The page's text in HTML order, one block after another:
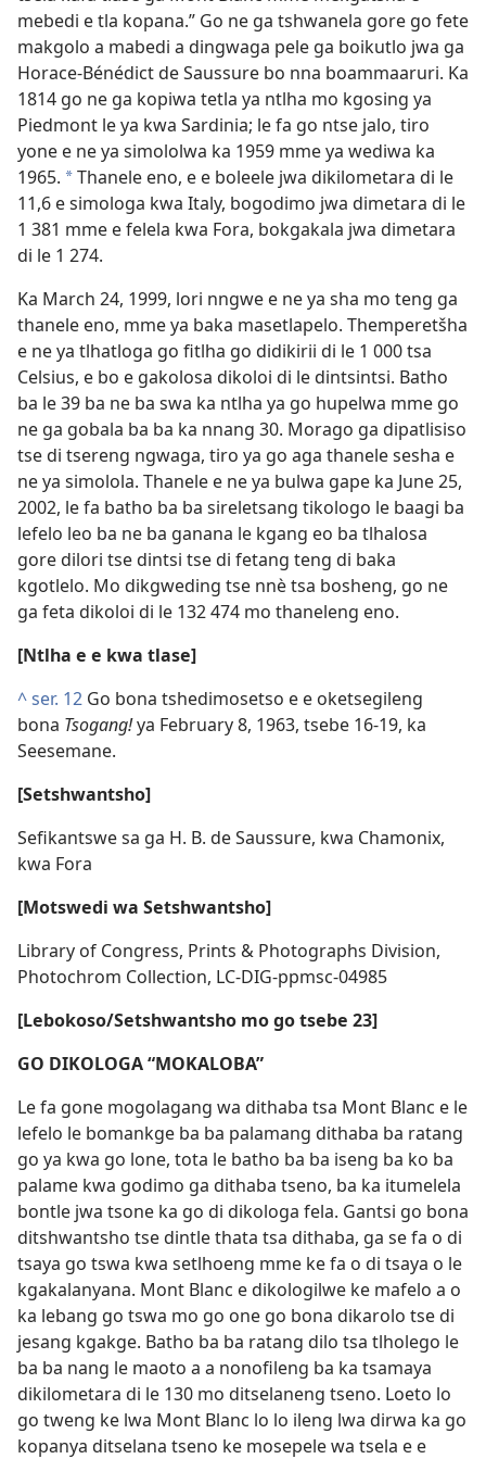
mebedi e tla kopana.” Go ne ga tshwanela gore go fete
makgolo a mabedi a dingwaga pele ga boikutlo jwa ga
Horace-Bénédict de Saussure bo nna boammaaruri. Ka
1814 go ne ga kopiwa tetla ya ntlha mo kgosing ya
Piedmont le ya kwa Sardinia; le fa go ntse jalo, tiro
yone e ne ya simololwa ka 1959 mme ya wediwa ka
1965. *Thanele eno, e e boleele jwa dikilometara di le
11,6 e simologa kwa Italy, bogodimo jwa dimetara di le
1 381 mme e felela kwa Fora, bokgakala jwa dimetara
di le 1 274.
Ka March 24, 1999, lori nngwe e ne ya sha mo teng ga
thanele eno, mme ya baka masetlapelo. Themperetšha
e ne ya tlhatloga go fitlha go didikirii di le 1 000 tsa
Celsius, e bo e gakolosa dikoloi di le dintsintsi. Batho
ba le 39 ba ne ba swa ka ntlha ya go hupelwa mme go
ne ga gobala ba ba ka nnang 30. Morago ga dipatlisiso
tse di tsereng ngwaga, tiro ya go aga thanele sesha e
ne ya simolola. Thanele e ne ya bulwa gape ka June 25,
2002, le fa batho ba ba sireletsang tikologo le baagi ba
lefelo leo ba ne ba ganana le kgang eo ba tlhalosa
gore dilori tse dintsi tse di fetang teng di baka
kgotlelo. Mo dikgweding tse nnè tsa bosheng, go ne
ga feta dikoloi di le 132 474 mo thaneleng eno.
[Ntlha e e kwa tlase]
^ser. 12 Go bona tshedimosetso e e oketsegileng
bona Tsogang!ya February 8, 1963, tsebe 16-19, ka
Seesemane.
[Setshwantsho]
Sefikantswe sa ga H. B. de Saussure, kwa Chamonix,
kwa Fora
[Motswedi wa Setshwantsho]
Library of Congress, Prints & Photographs Division,
Photochrom Collection, LC-DIG-ppmsc-04985
[Lebokoso/Setshwantsho mo go tsebe 23]
GO DIKOLOGA “MOKALOBA”
Le fa gone mogolagang wa dithaba tsa Mont Blanc e le
lefelo le bomankge ba ba palamang dithaba ba ratang
go ya kwa go lone, tota le batho ba ba iseng ba ko ba
palame kwa godimo ga dithaba tseno, ba ka itumelela
bontle jwa tsone ka go di dikologa fela. Gantsi go bona
ditshwantsho tse dintle thata tsa dithaba, ga se fa o di
tsaya go tswa kwa setlhoeng mme ke fa o di tsaya o le
kgakalanyana. Mont Blanc e dikologilwe ke mafelo a o
ka lebang go tswa mo go one go bona dikarolo tse di
jesang kgakge. Batho ba ba ratang dilo tsa tlholego le
ba ba nang le maoto a a nonofileng ba ka tsamaya
dikilometara di le 130 mo ditselaneng tseno. Loeto lo
go tweng ke lwa Mont Blanc lo lo ileng lwa dirwa ka go
kopanya ditselana tseno ke mosepele wa tsela e e